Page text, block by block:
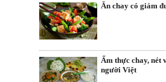
Ăn chay có giảm
Ẩm thực chay, nét
người Việt